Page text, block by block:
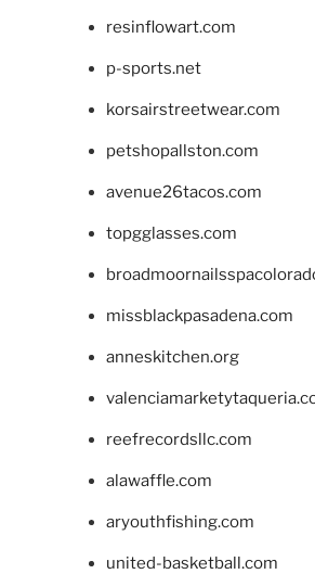
resinflowart.com
p-sports.net
korsairstreetwear.com
petshopallston.com
avenue26tacos.com
topgglasses.com
missblackpasadena.com
anneskitchen.org
reefrecordsllc.com
alawaffle.com
aryouthfishing.com
united-basketball.com